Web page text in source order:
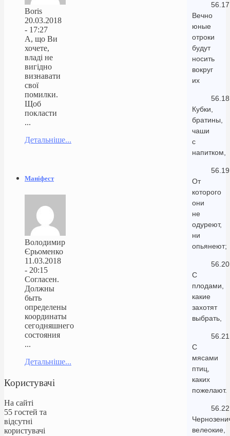
56.17
Вечно
юные
отроки
будут
носить
вокруг
их
56.18
Кубки,
братины,
чаши
с
напитком,
56.19
От
которого
они
не
одуреют,
ни
опьянеют;
56.20
С
плодами,
какие
захотят
выбрать,
56.21
С
мясами
птиц,
каких
пожелают.
56.22
велеокие,
Boris
20.03.2018
- 17:27
А, що Ви
хочете,
владі не
вигідно
визнавати
свої
помилки.
Щоб
покласти
...
Детальніше...
Маніфест
Володимир
Єрьоменко
11.03.2018
- 20:15
Согласен.
Должны
быть
определены
координаты
сегодняшнего
состояния
...
Детальніше...
Користувачі
На сайті
55 гостей та
відсутні
користувачі